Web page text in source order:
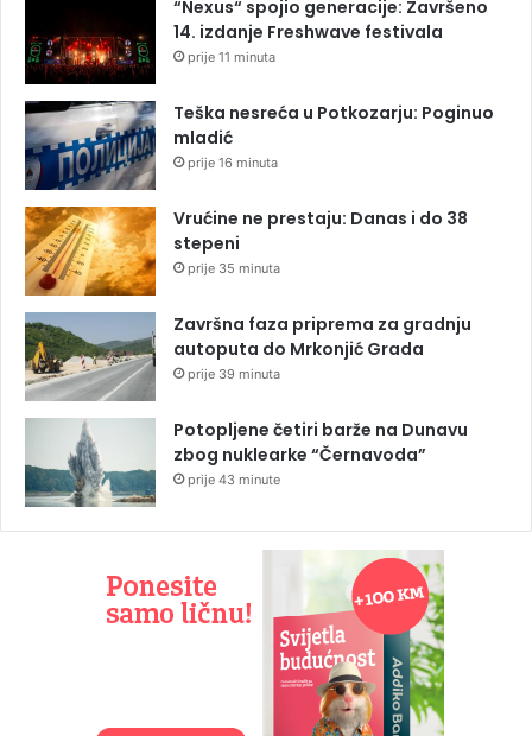
“Nexus“ spojio generacije: Završeno
14. izdanje Freshwave festivala
prije 11 minuta
Teška nesreća u Potkozarju: Poginuo
mladić
prije 16 minuta
Vrućine ne prestaju: Danas i do 38
stepeni
prije 35 minuta
Završna faza priprema za gradnju
autoputa do Mrkonjić Grada
prije 39 minuta
Potopljene četiri barže na Dunavu
zbog nuklearke “Černavoda”
prije 43 minute